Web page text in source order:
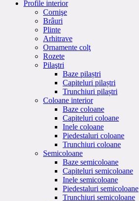
Profile interior
Cornişe
Brâuri
Plinte
Arhitrave
Ornamente colţ
Rozete
Pilaştri
Baze pilaștri
Capiteluri pilaștri
Trunchiuri pilaștri
Coloane interior
Baze coloane
Capiteluri coloane
Inele coloane
Piedestaluri coloane
Trunchiuri coloane
Semicoloane
Baze semicoloane
Capiteluri semicoloane
Inele semicoloane
Piedestaluri semicoloane
Trunchiuri semicoloane